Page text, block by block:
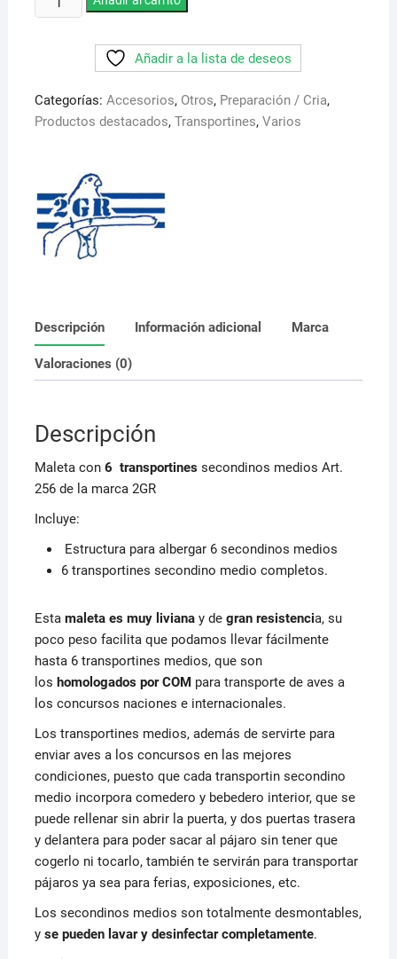
99,95 €.89,95 €.
+
transportines
Art
256
para
llevar
ejemplares
Añadir a la lista de deseos
Categorías: Accesorios, Otros, Preparación / Cria,
Productos destacados, Transportines, Varios
Descripción Información adicional Marca
Valoraciones (0)
Descripción
Maleta con 6 transportines secondinos medios Art.
256 de la marca 2GR
Incluye:
Estructura para albergar 6 secondinos medios
6 transportines secondino medio completos.
Esta maleta es muy livianay de gran resistencia, su
poco peso facilita que podamos llevar fácilmente
hasta 6 transportines medios, que son
los homologados por COM para transporte de aves a
los concursos naciones e internacionales.
Los transportines medios, además de servirte para
enviar aves a los concursos en las mejores
condiciones, puesto que cada transportin secondino
medio incorpora comedero y bebedero interior, que se
puede rellenar sin abrir la puerta, y dos puertas trasera
y delantera para poder sacar al pájaro sin tener que
cogerlo ni tocarlo, también te servirán para transportar
pájaros ya sea para ferias, exposiciones, etc.
Los secondinos medios son totalmente desmontables,
y se pueden lavar y desinfectar completamente.